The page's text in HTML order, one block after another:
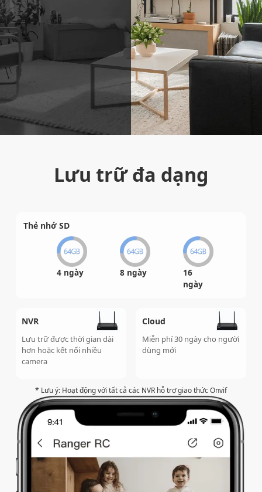
Lưu trữ đa dạng
Thẻ nhớ SD
4 ngày 8 ngày
16
ngày
NVR
Lưu trữ được thời gian dài
hơn hoặc kết nối nhiều
camera
Cloud
Miễn phí 30 ngày cho người
dùng mới
* Lưu ý: Hoạt động với tất cả các NVR hỗ trợ giao thức Onvif